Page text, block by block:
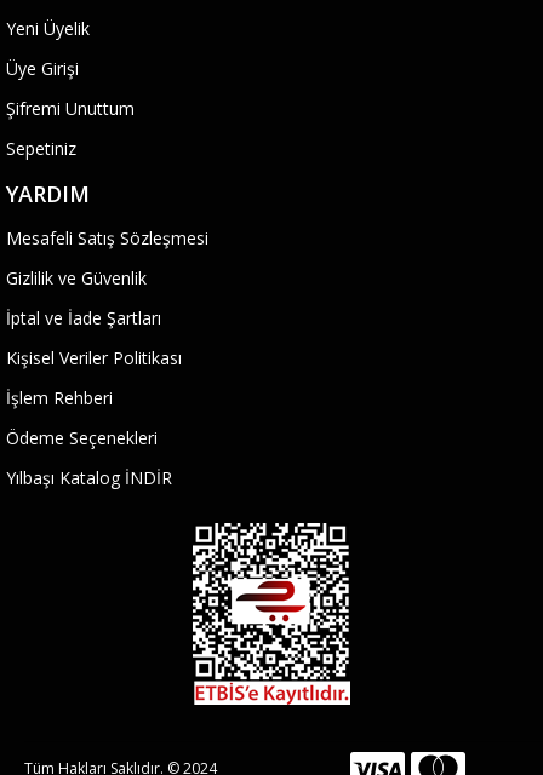
Yeni Üyelik
Üye Girişi
Şifremi Unuttum
Sepetiniz
YARDIM
Mesafeli Satış Sözleşmesi
Gizlilik ve Güvenlik
İptal ve İade Şartları
Kişisel Veriler Politikası
İşlem Rehberi
Ödeme Seçenekleri
Yılbaşı Katalog İNDİR
Tüm Hakları Saklıdır. © 2024